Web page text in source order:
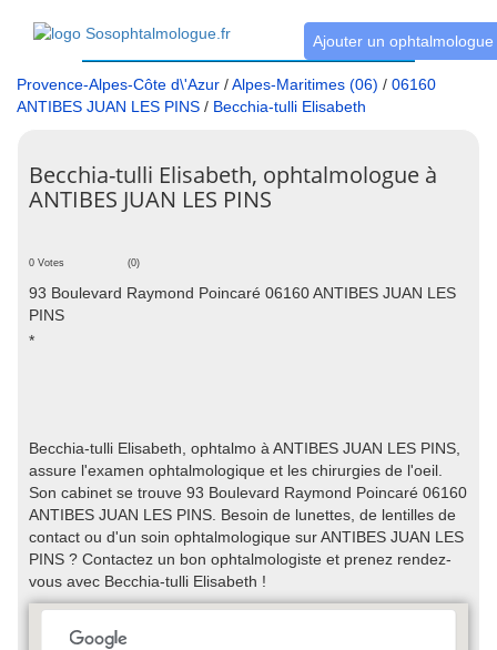
Ajouter un ophtalmologue
Provence-Alpes-Côte d\'Azur /Alpes-Maritimes (06) / 06160
ANTIBES JUAN LES PINS / Becchia-tulli Elisabeth
Becchia-tulli Elisabeth, ophtalmologue à
ANTIBES JUAN LES PINS
0 Votes (0)
93 Boulevard Raymond Poincaré 06160 ANTIBES JUAN LES
PINS
*
Becchia-tulli Elisabeth, ophtalmo à ANTIBES JUAN LES PINS,
assure l'examen ophtalmologique et les chirurgies de l'oeil.
Son cabinet se trouve 93 Boulevard Raymond Poincaré 06160
ANTIBES JUAN LES PINS. Besoin de lunettes, de lentilles de
contact ou d'un soin ophtalmologique sur ANTIBES JUAN LES
PINS ? Contactez un bon ophtalmologiste et prenez rendez-
vous avec Becchia-tulli Elisabeth !